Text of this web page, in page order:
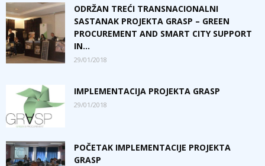
ODRŽAN TREĆI TRANSNACIONALNI
SASTANAK PROJEKTA GRASP – GREEN
PROCUREMENT AND SMART CITY SUPPORT
IN...
29/01/2018
IMPLEMENTACIJA PROJEKTA GRASP
29/01/2018
POČETAK IMPLEMENTACIJE PROJEKTA
GRASP